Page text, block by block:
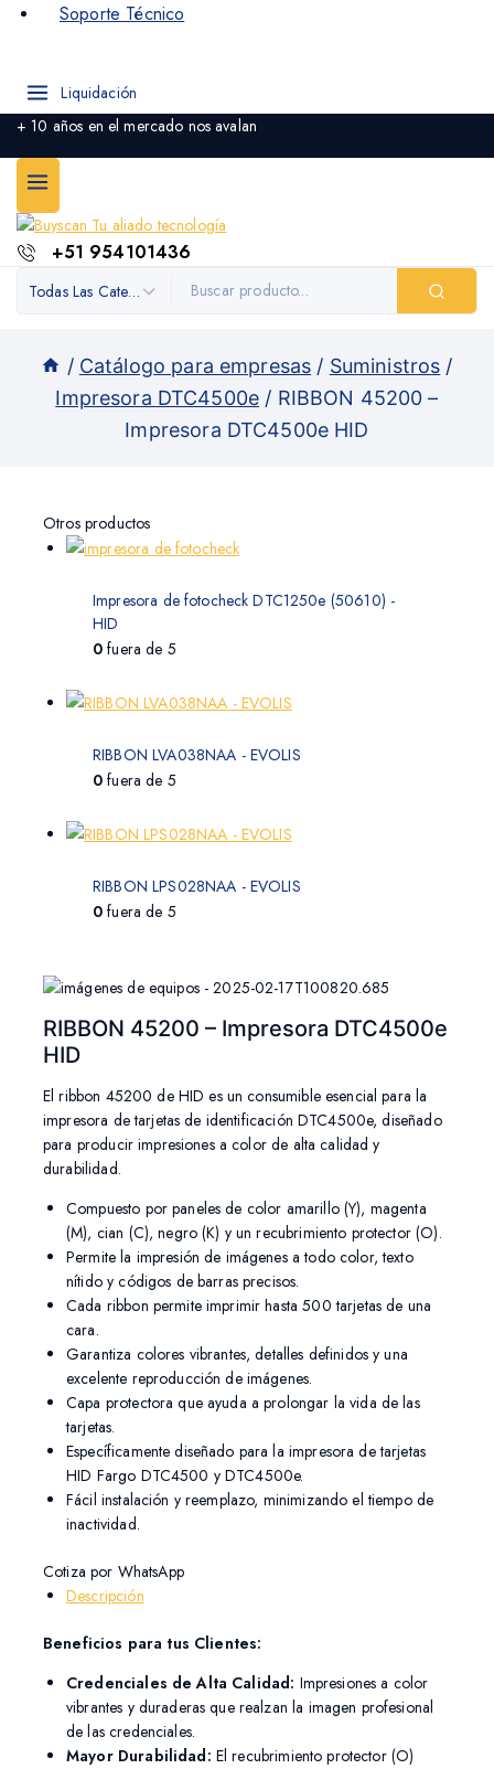
Soporte Técnico
Liquidación
+ 10 años en el mercado nos avalan
+51 954101436
/ Catálogo para empresas / Suministros /
Impresora DTC4500e / RIBBON 45200 –
Impresora DTC4500e HID
Otros productos
Impresora de fotocheck DTC1250e (50610) -
HID
0 fuera de 5
RIBBON LVA038NAA - EVOLIS
0 fuera de 5
RIBBON LPS028NAA - EVOLIS
0 fuera de 5
RIBBON 45200 – Impresora DTC4500e
HID
El ribbon 45200 de HID es un consumible esencial para la
impresora de tarjetas de identificación DTC4500e, diseñado
para producir impresiones a color de alta calidad y
durabilidad.
Compuesto por paneles de color amarillo (Y), magenta
(M), cian (C), negro (K) y un recubrimiento protector (O).
Permite la impresión de imágenes a todo color, texto
nítido y códigos de barras precisos.
Cada ribbon permite imprimir hasta 500 tarjetas de una
cara.
Garantiza colores vibrantes, detalles definidos y una
excelente reproducción de imágenes.
Capa protectora que ayuda a prolongar la vida de las
tarjetas.
Específicamente diseñado para la impresora de tarjetas
HID Fargo DTC4500 y DTC4500e.
Fácil instalación y reemplazo, minimizando el tiempo de
inactividad.
Cotiza por WhatsApp
Descripción
Beneficios para tus Clientes:
Credenciales de Alta Calidad: Impresiones a color
vibrantes y duraderas que realzan la imagen profesional
de las credenciales.
Mayor Durabilidad: El recubrimiento protector (O)